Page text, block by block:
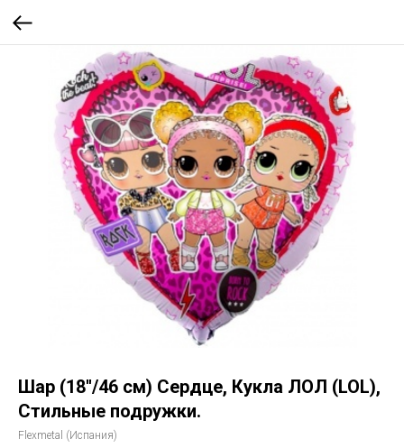
Шар (18''/46 см) Сердце, Кукла ЛОЛ (LOL),
Стильные подружки.
Flexmetal (Испания)